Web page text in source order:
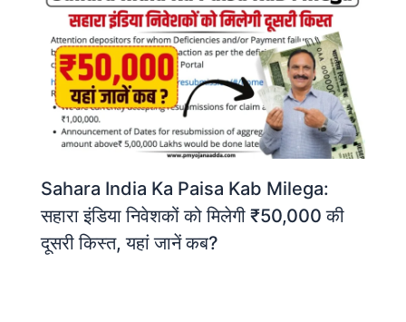
Sahara India Ka Paisa Kab Milega:
सहारा इंडिया निवेशकों को मिलेगी ₹50,000 की
दूसरी किस्त, यहां जानें कब?